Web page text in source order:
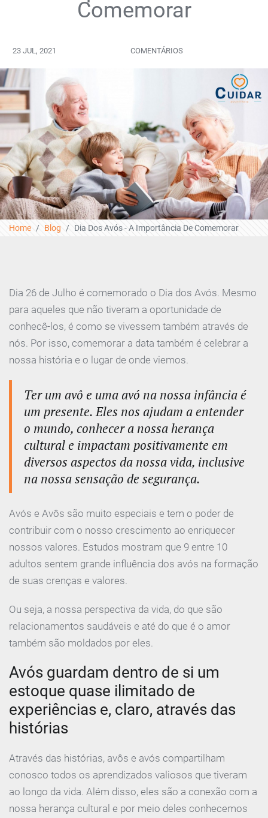
Comemorar
23 JUL, 2021 COMENTÁRIOS
Home Blog Dia Dos Avós - A Importância De Comemorar
Dia 26 de Julho é comemorado o Dia dos Avós. Mesmo
para aqueles que não tiveram a oportunidade de
conhecê-los, é como se vivessem também através de
nós. Por isso, comemorar a data também é celebrar a
nossa história e o lugar de onde viemos.
Ter um avô e uma avó na nossa infância é
um presente. Eles nos ajudam a entender
o mundo, conhecer a nossa herança
cultural e impactam positivamente em
diversos aspectos da nossa vida, inclusive
na nossa sensação de segurança.
Avós e Avôs são muito especiais e tem o poder de
contribuir com o nosso crescimento ao enriquecer
nossos valores. Estudos mostram que 9 entre 10
adultos sentem grande influência dos avós na formação
de suas crenças e valores.
Ou seja, a nossa perspectiva da vida, do que são
relacionamentos saudáveis e até do que é o amor
também são moldados por eles.
Avós guardam dentro de si um
estoque quase ilimitado de
experiências e, claro, através das
histórias
Através das histórias, avôs e avós compartilham
conosco todos os aprendizados valiosos que tiveram
ao longo da vida. Além disso, eles são a conexão com a
nossa herança cultural e por meio deles conhecemos